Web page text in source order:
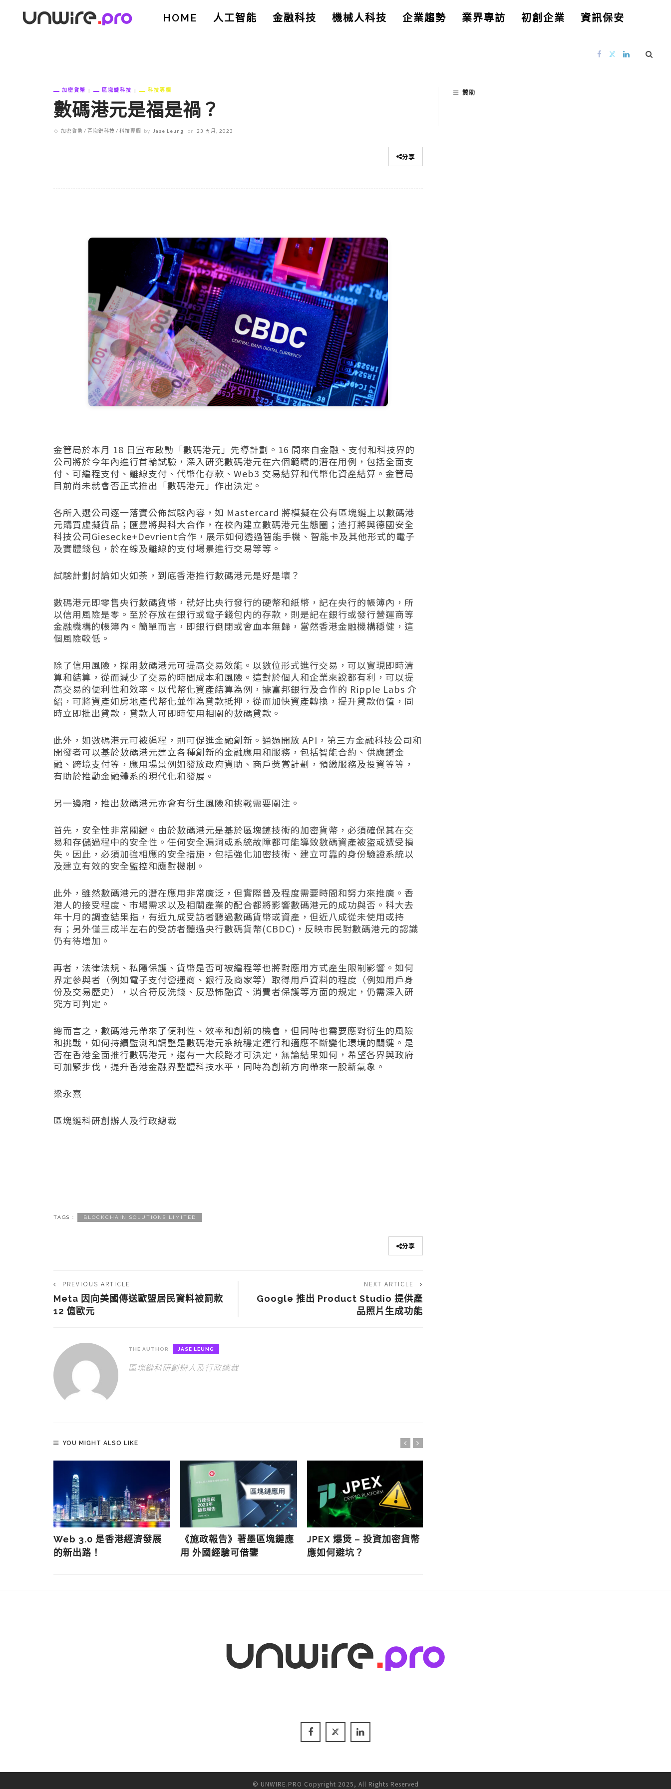
HOME 人工智能 金融科技 機械人科技 企業趨勢 業界專訪 初創企業 資訊保安
加密貨幣 區塊鏈科技 科技專欄
數碼港元是福是禍？
加密貨幣 區塊鏈科技 科技專欄 by Jase Leung on 23 五月, 2023
分享
金管局於本月 18 日宣布啟動「數碼港元」先導計劃。16 間來自金融、支付和科技界的
公司將於今年內進行首輪試驗，深入研究數碼港元在六個範疇的潛在用例，包括全面支
付、可編程支付、離線支付、代幣化存款、Web3 交易結算和代幣化資產結算。金管局
目前尚未就會否正式推出「數碼港元」作出決定。
各所入選公司逐一落實公佈試驗內容，如 Mastercard 將模擬在公有區塊鏈上以數碼港
元購買虛擬貨品；匯豐將與科大合作，在校內建立數碼港元生態圈；渣打將與德國安全
科技公司Giesecke+Devrient合作，展示如何透過智能手機、智能卡及其他形式的電子
及實體錢包，於在線及離線的支付場景進行交易等等。
試驗計劃討論如火如荼，到底香港推行數碼港元是好是壞？
數碼港元即零售央行數碼貨幣，就好比央行發行的硬幣和紙幣，記在央行的帳簿內，所
以信用風險是零。至於存放在銀行或電子錢包内的存款，則是記在銀行或發行營運商等
金融機構的帳簿內。簡單而言，即銀行倒閉或會血本無歸，當然香港金融機構穩健，這
個風險較低。
除了信用風險，採用數碼港元可提高交易效能。以數位形式進行交易，可以實現即時清
算和結算，從而減少了交易的時間成本和風險。這對於個人和企業來說都有利，可以提
高交易的便利性和效率。以代幣化資產結算為例，據富邦銀行及合作的 Ripple Labs 介
紹，可將資產如房地產代幣化並作為貸款抵押，從而加快資產轉換，提升貸款價值，同
時立即批出貸款，貸款人可即時使用相關的數碼貸款。
此外，如數碼港元可被編程，則可促進金融創新。通過開放 API，第三方金融科技公司和
開發者可以基於數碼港元建立各種創新的金融應用和服務，包括智能合約、供應鏈金
融、跨境支付等，應用場景例如發放政府資助、商戶獎賞計劃，預繳服務及投資等等，
有助於推動金融體系的現代化和發展。
另一邊廂，推出數碼港元亦會有衍生風險和挑戰需要關注。
首先，安全性非常關鍵。由於數碼港元是基於區塊鏈技術的加密貨幣，必須確保其在交
易和存儲過程中的安全性。任何安全漏洞或系統故障都可能導致數碼資產被盜或遭受損
失。因此，必須加強相應的安全措施，包括強化加密技術、建立可靠的身份驗證系統以
及建立有效的安全監控和應對機制。
此外，雖然數碼港元的潛在應用非常廣泛，但實際普及程度需要時間和努力來推廣。香
港人的接受程度、市場需求以及相關產業的配合都將影響數碼港元的成功與否。科大去
年十月的調查結果指，有近九成受訪者聽過數碼貨幣或資產，但近八成從未使用或持
有；另外僅三成半左右的受訪者聽過央行數碼貨幣(CBDC)，反映市民對數碼港元的認識
仍有待增加。
再者，法律法規、私隱保護、貨幣是否可被編程等也將對應用方式產生限制影響。如何
界定參與者（例如電子支付營運商、銀行及商家等）取得用戶資料的程度（例如用戶身
份及交易歷史），以合符反洗錢、反恐怖融資、消費者保護等方面的規定，仍需深入研
究方可判定。
總而言之，數碼港元帶來了便利性、效率和創新的機會，但同時也需要應對衍生的風險
和挑戰，如何持續監測和調整是數碼港元系統穩定運行和適應不斷變化環境的關鍵。是
否在香港全面推行數碼港元，還有一大段路才可決定，無論結果如何，希望各界與政府
可加緊步伐，提升香港金融界整體科技水平，同時為創新方向帶來一股新氣象。
梁永熹
區塊鏈科研創辦人及行政總裁
TAGS : BLOCKCHAIN SOLUTIONS LIMITED
分享
PREVIOUS ARTICLE
Meta 因向美國傳送歐盟居民資料被罰款
12 億歐元
NEXT ARTICLE
Google 推出 Product Studio 提供產
品照片生成功能
THE AUTHOR JASE LEUNG
區塊鏈科研創辦人及行政總裁
YOU MIGHT ALSO LIKE
Web 3.0 是香港經濟發展
的新出路！
《施政報告》著墨區塊鏈應
用 外國經驗可借鑒
JPEX 爆煲 – 投資加密貨幣
應如何避坑？
贊助
© UNWIRE.PRO Copyright 2025, All Rights Reserved